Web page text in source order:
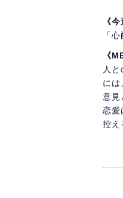
《
「
《
人
には
意見
恋愛
控え